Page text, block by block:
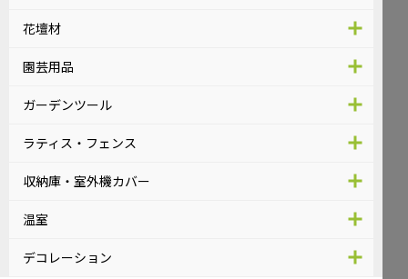
花壇材
園芸用品
ガーデンツール
ラティス・フェンス
収納庫・室外機カバー
温室
デコレーション